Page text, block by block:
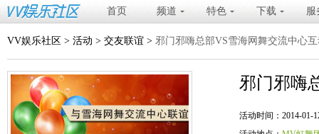
首页 频道 特色 下载 服
VV娱乐社区 > 活动 > 交友联谊 > 邪门邪嗨总部VS雪海网舞交流中心
邪门邪嗨
活动时间：2014-01-